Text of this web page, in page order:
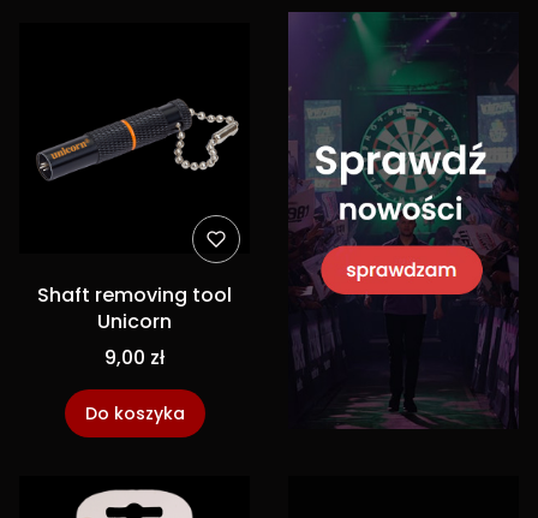
Shaft removing tool
Unicorn
9,00 zł
Do koszyka